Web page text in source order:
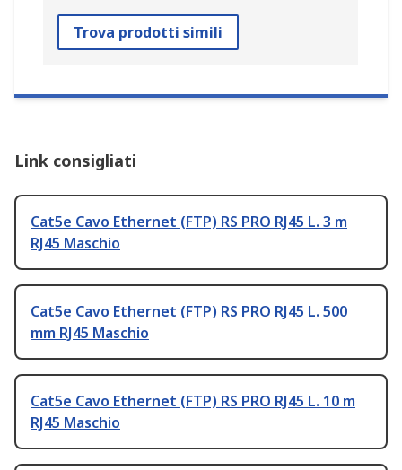
Trova prodotti simili
Link consigliati
Cat5e Cavo Ethernet (FTP) RS PRO RJ45 L. 3 m
RJ45 Maschio
Cat5e Cavo Ethernet (FTP) RS PRO RJ45 L. 500
mm RJ45 Maschio
Cat5e Cavo Ethernet (FTP) RS PRO RJ45 L. 10 m
RJ45 Maschio